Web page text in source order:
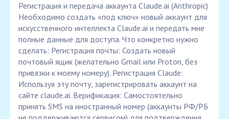
Регистрация и передача аккаунта Claude.ai (Anthropic)
Необходимо создать «под ключ» новый аккаунт для
искусственного интеллекта Claude.ai и передать мне
полные данные для доступа. Что конкретно нужно
сделать: Регистрация почты: Создать новый
почтовый ящик (желательно Gmail или Proton, без
привязки к моему номеру). Регистрация Claude:
Используя эту почту, зарегистрировать аккаунт на
сайте claude.ai. Верификация: Самостоятельно
принять SMS на иностранный номер (аккаунты РФ/РБ